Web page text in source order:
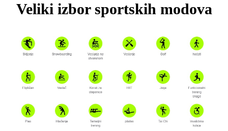
Veliki izbor sportskih modova